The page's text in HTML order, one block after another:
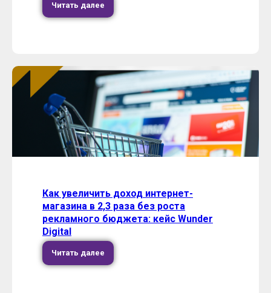
Читать далее
Как увеличить доход интернет-
магазина в 2,3 раза без роста
рекламного бюджета: кейс Wunder
Digital
Читать далее